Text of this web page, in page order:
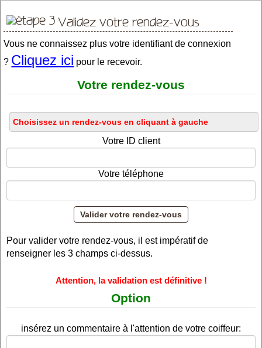
Validez votre rendez-vous
Vous ne connaissez plus votre identifiant de connexion
? Cliquez ici pour le recevoir.
Votre rendez-vous
Votre ID client
Votre téléphone
Pour valider votre rendez-vous, il est impératif de
renseigner les 3 champs ci-dessus.
Attention, la validation est définitive !
Option
insérez un commentaire à l'attention de votre coiffeur: